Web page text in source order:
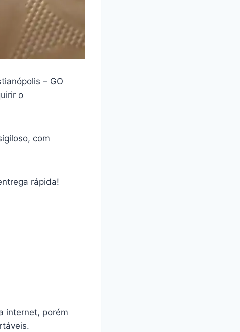
– GO
o
com
rápida!
internet, porém